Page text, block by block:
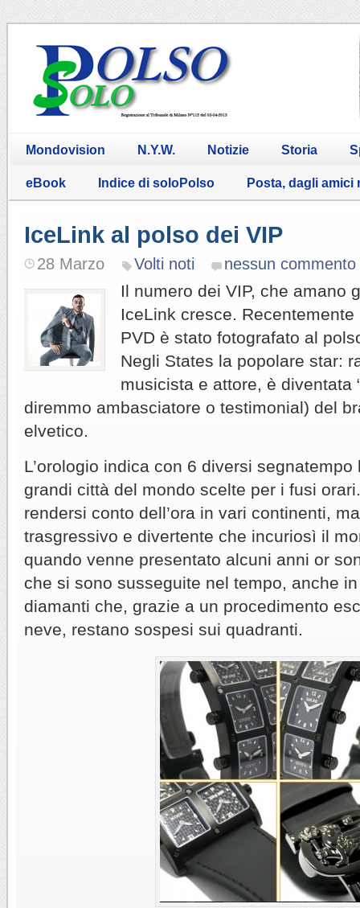
Mondovision N.Y.W. Notizie Storia
eBook Indice di soloPolso Posta, dagli amici
IceLink al polso dei VIP
28 Marzo Volti noti nessun commento
Il numero dei VIP, che amano
IceLink cresce.
PVD è stato fotografato al
Negli States la popolare star:
musicista e attore, è diventata
diremmo ambasciatore o testimonial) del
elvetico.
L’orologio indica con 6 diversi segnatempo
grandi città del mondo scelte per i fusi
rendersi conto dell’ora in vari continenti,
trasgressivo e divertente che incuriosì il
quando venne presentato alcuni anni or
che si sono susseguite nel tempo, anche
diamanti che, grazie a un procedimento
neve, restano sospesi sui quadranti.